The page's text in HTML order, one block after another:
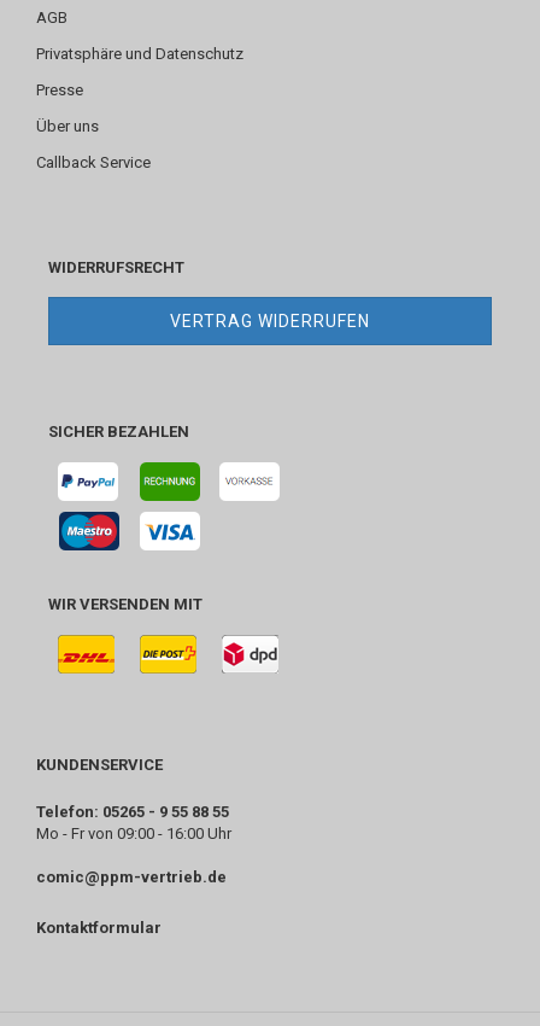
AGB
Privatsphäre und Datenschutz
Presse
Über uns
Callback Service
WIDERRUFSRECHT
VERTRAG WIDERRUFEN
SICHER BEZAHLEN
WIR VERSENDEN MIT
KUNDENSERVICE
Telefon: 05265 - 9 55 88 55
Mo - Fr von 09:00 - 16:00 Uhr
comic@ppm-vertrieb.de
Kontaktformular